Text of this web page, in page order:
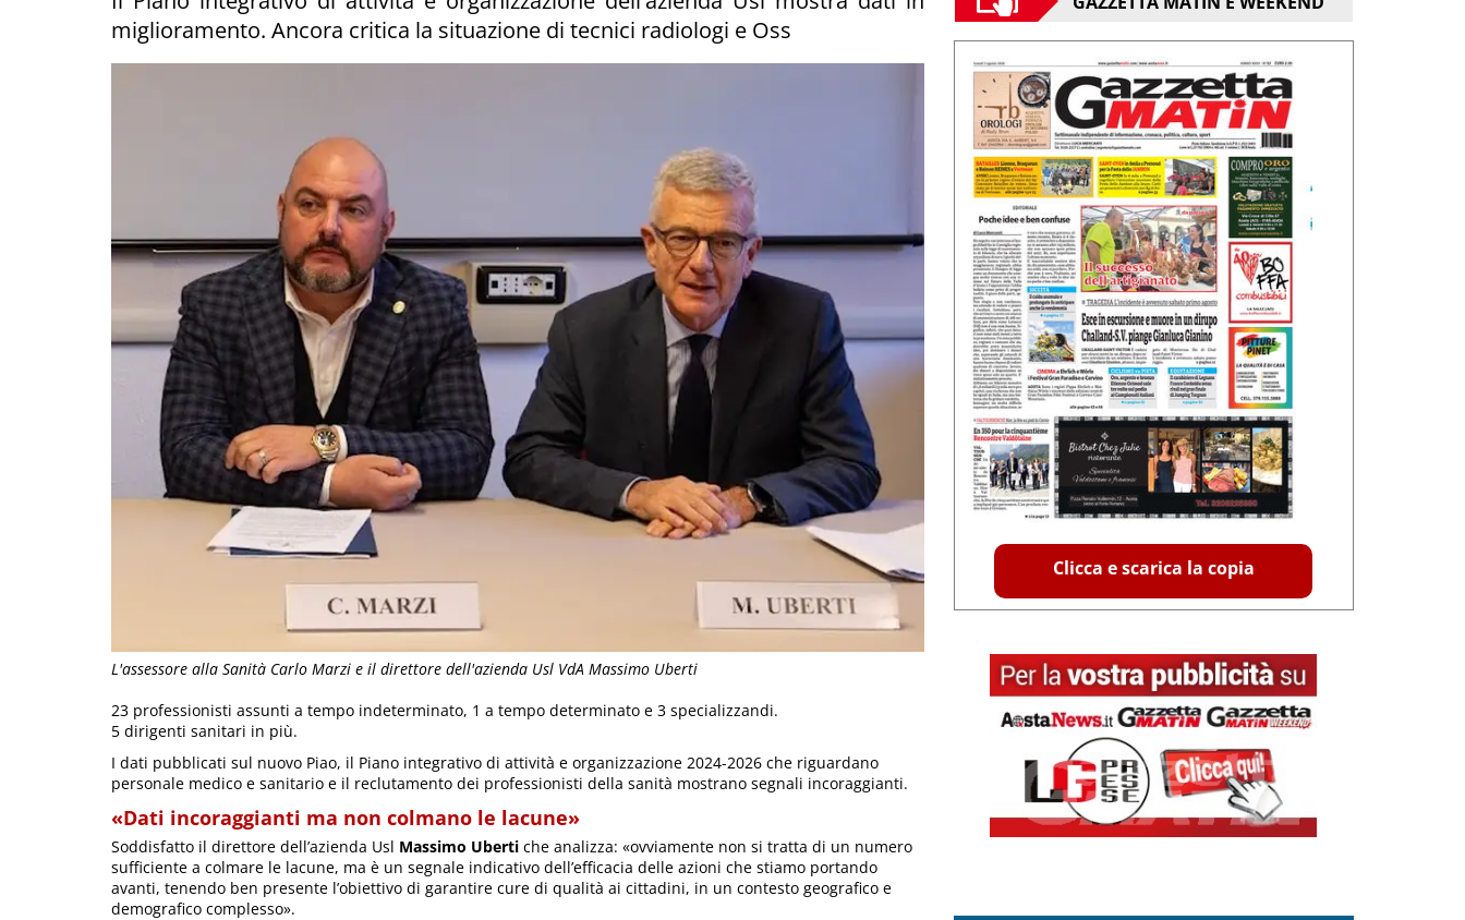
L'assessore alla Sanità Carlo Marzi e il direttore dell'azienda Usl VdA Massimo Uberti
miglioramento. Ancora critica la situazione di tecnici radiologi e Oss
23 professionisti assunti a tempo indeterminato, 1 a tempo determinato e 3 specializzandi.
5 dirigenti sanitari in più.
I dati pubblicati sul nuovo Piao, il Piano integrativo di attività e organizzazione 2024-2026 che riguardano
personale medico e sanitario e il reclutamento dei professionisti della sanità mostrano segnali incoraggianti.
«Dati incoraggianti ma non colmano le lacune»
Soddisfatto il direttore dell’azienda Usl Massimo Uberti che analizza: «ovviamente non si tratta di un numero
sufficiente a colmare le lacune, ma è un segnale indicativo dell’efficacia delle azioni che stiamo portando
avanti, tenendo ben presente l’obiettivo di garantire cure di qualità ai cittadini, in un contesto geografico e
demografico complesso».
Clicca e scarica la copia